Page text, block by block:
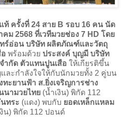
ท้ ครั้งที่ 24 สาย B รอบ 16 คน นัด
ม 2568 ที่เวทีมวยช่อง 7 HD โดย
ทร์อ่อน บริษัท ผลิตภัณฑ์และวัตถุ
พร้อมด้วย ประสงค์ บุญมี บริษัท
กัด ตัวแทนปูนเสือ ให้เกียรติขึ้น
ละกำลังใจให้กับนักมวยทั้ง 2 คู่บน
ทะยานฟ้า ส.ยิ่งเจริญการช่าง
ามวยไทย (น้ำเงิน) พิกัด 112
ทระ (แดง) พบกับ ยอดเหล็กแหลม
น) พิกัด 112 ปอนด์